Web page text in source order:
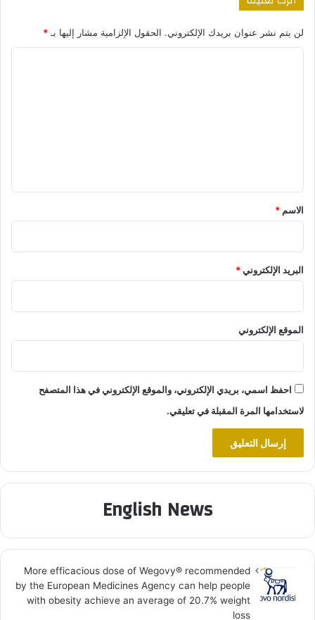
لن يتم نشر عنوان بريدك الإلكتروني. الحقول الإلزامية مشار إليها بـ *
*
الاسم *
البريد الإلكتروني*
الموقع الإلكتروني
احفظ اسمي، بريدي الإلكتروني، والموقع الإلكتروني في هذا المتصفح
لاستخدامها المرة المقبلة في تعليقي.
English News
More efficacious dose of Wegovy®️ recommended
by the European Medicines Agency can help people
with obesity achieve an average of 20.7% weight
loss